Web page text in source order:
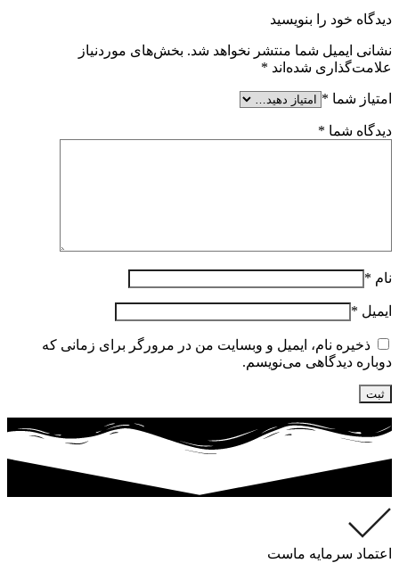
دیدگاه خود را بنویسید
نشانی ایمیل شما منتشر نخواهد شد. بخش‌های موردنیاز
علامت‌گذاری شده‌اند *
امتیاز شما *
دیدگاه شما *
نام *
ایمیل *
ذخیره نام، ایمیل و وبسایت من در مرورگر برای زمانی که
دوباره دیدگاهی می‌نویسم.
اعتماد سرمایه ماست